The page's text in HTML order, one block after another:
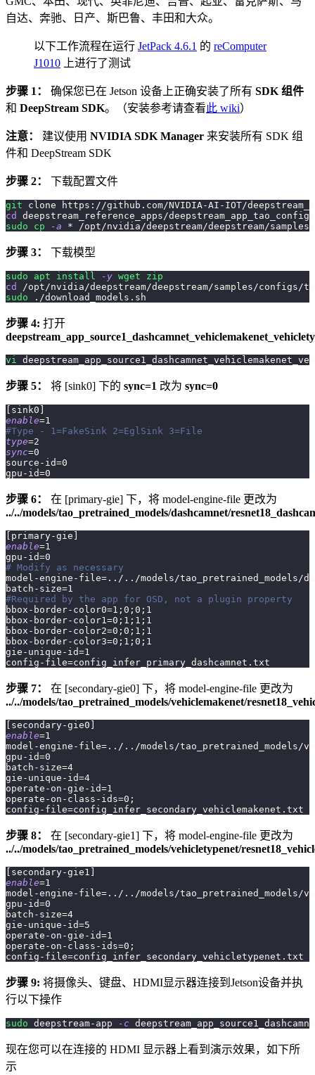
自达、奔驰、日产、斯巴鲁、丰田和大众。
以下工作流程在运行 JetPack 4.6.1 的 reComputer
J1010 上进行了测试
步骤 1： 确保您已在 Jetson 设备上正确安装了所有 SDK 组件
和 DeepStream SDK。（安装参考请查看此 wiki）
注意： 建议使用 NVIDIA SDK Manager 来安装所有 SDK 组
件和 DeepStream SDK
步骤 2： 下载配置文件
git clone https://github.com/NVIDIA-AI-IOT/
cd
deepstream_reference_apps/
sudo
cp -a * /opt/nvidia/deepstream/deepstream/
步骤 3： 下载模型
sudo apt install -y wget
zip
cd
/opt/nvidia/deepstream/deepstream/samples/configs/
sudo ./download_models.sh
步骤 4: 打开
vi
步骤 5： 将 [sink0] 下的 sync=1 改为 sync=0
sink0
enable=1
#Type - 1=FakeSink 2=EglSink 3=File
type=2
sync=0
source-id=0
gpu-id=0
步骤 6：
在 [primary-gie] 下，将 model-engine-file 更改为
../../models/tao_pretrained_models/dashcamnet/
primary-gie
enable=1
gpu-id=0
# Modify as necessary
model-engine-file= .. / .. /models/tao_pretrained_models/
batch-size=1
#Required by the app for OSD, not a plugin property
bbox-border-color0=1 ; 0 ; 0 ; 1
bbox-border-color1=0 ; 1 ; 1 ; 1
bbox-border-color2=0 ; 0 ; 1 ; 1
bbox-border-color3=0 ; 1 ; 0 ; 1
gie-unique-id=1
config-file=config_infer_primary_dashcamnet.txt
步骤 7：
在 [secondary-gie0] 下，将 model-engine-file 更改为
../../models/tao_pretrained_models/vehiclemakenet/
secondary-gie0
enable=1
model-engine-file= .. / .. /models/tao_pretrained_models/
gpu-id=0
batch-size=4
gie-unique-id=4
operate-on-gie-id=1
operate-on-class-ids=0 ;
config-file=config_infer_secondary_vehiclemakenet.txt
步骤 8：
在 [secondary-gie1] 下，将 model-engine-file 更改为
../../models/tao_pretrained_models/vehicletypenet/
secondary-gie1
enable=1
model-engine-file= .. / .. /models/tao_pretrained_models/
gpu-id=0
batch-size=4
gie-unique-id=5
operate-on-gie-id=1
operate-on-class-ids=0 ;
config-file=config_infer_secondary_vehicletypenet.txt
步骤 9: 将摄像头、键盘、HDMI显示器连接到Jetson设备并执
行以下操作
sudo deepstream-app -c
现在您可以在连接的 HDMI 显示器上看到演示效果，如下所
示